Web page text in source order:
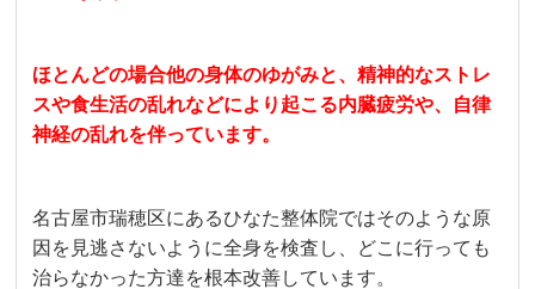
ほとんどの場合他の身体のゆがみと、精神的なストレ
スや食生活の乱れなどにより起こる内臓疲労や、自律
神経の乱れを伴っています。
名古屋市瑞穂区にあるひなた整体院ではそのような原
因を見逃さないように全身を検査し、どこに行っても
治らなかった方達を根本改善しています。